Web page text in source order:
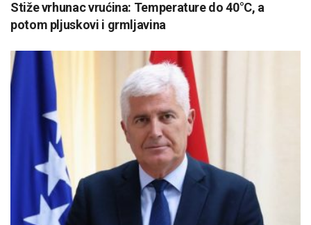
Stiže vrhunac vrućina: Temperature do 40°C, a
potom pljuskovi i grmljavina